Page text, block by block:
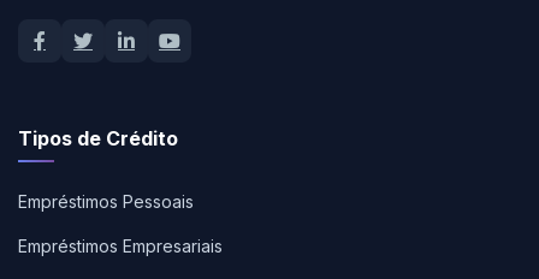
Tipos de Crédito
Empréstimos Pessoais
Empréstimos Empresariais